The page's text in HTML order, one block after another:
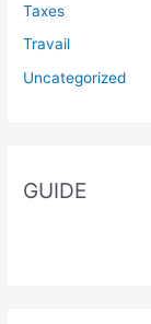
Taxes
Travail
Uncategorized
GUIDE